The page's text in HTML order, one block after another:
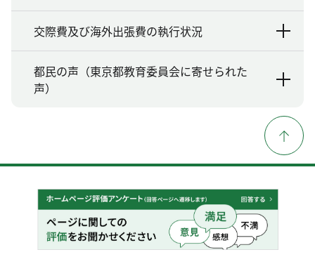
交際費及び海外出張費の執行状況
都民の声（東京都教育委員会に寄せられた
声）